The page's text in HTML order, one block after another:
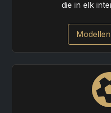
die in elk